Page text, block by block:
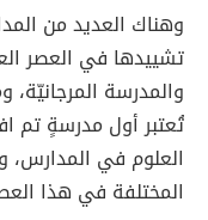
وهناك العديد من
تشييدها في العصر
والمدرسة
تُعتبر أول مدرسةٍ تم
العلوم في المدارس،
المختلفة في هذا